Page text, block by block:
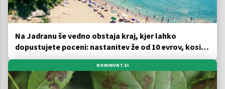
Na Jadranu še vedno obstaja kraj, kjer lahko
dopustujete poceni: nastanitev že od 10 evrov, kosilo
za pet evrov
DOMINVRT.SI